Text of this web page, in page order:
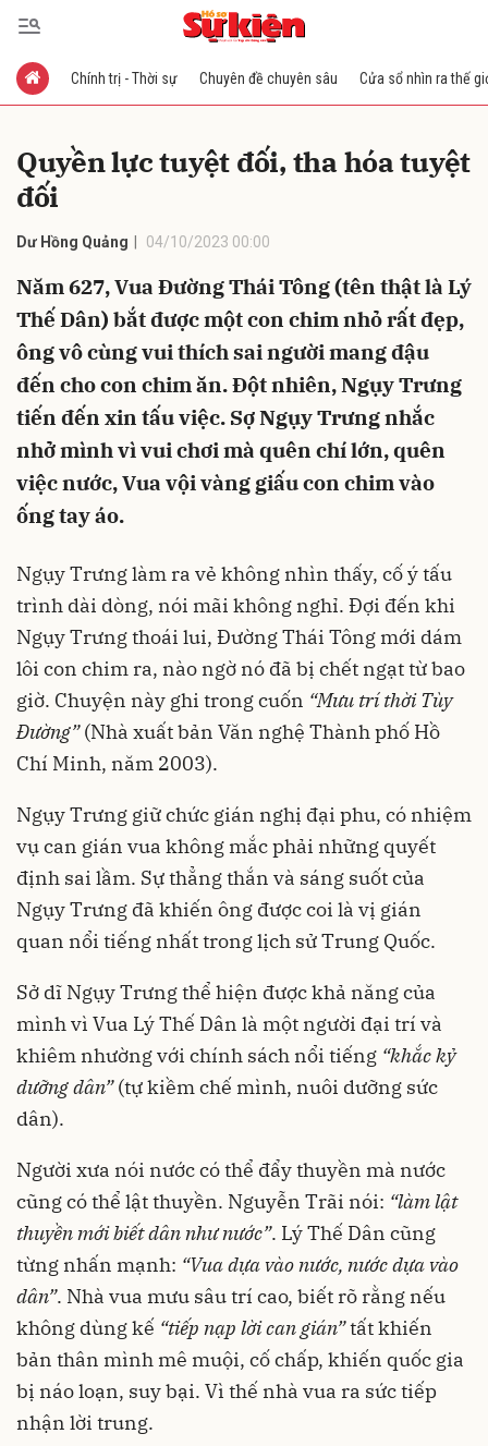
Chính trị - Thời sự Chuyên đề chuyên sâu Cửa sổ nhìn ra thế
Quyền lực tuyệt đối, tha hóa tuyệt
đối
Dư Hồng Quảng 04/10/2023 00:00
Năm 627, Vua Đường Thái Tông (tên thật là Lý
Thế Dân) bắt được một con chim nhỏ rất đẹp,
ông vô cùng vui thích sai người mang đậu
đến cho con chim ăn. Đột nhiên, Ngụy Trưng
tiến đến xin tấu việc. Sợ Ngụy Trưng nhắc
nhở mình vì vui chơi mà quên chí lớn, quên
việc nước, Vua vội vàng giấu con chim vào
ống tay áo.
Ngụy Trưng làm ra vẻ không nhìn thấy, cố ý tấu
trình dài dòng, nói mãi không nghỉ. Đợi đến khi
Ngụy Trưng thoái lui, Đường Thái Tông mới dám
lôi con chim ra, nào ngờ nó đã bị chết ngạt từ bao
giờ. Chuyện này ghi trong cuốn “Mưu trí thời Tùy
Đường”(Nhà xuất bản Văn nghệ Thành phố Hồ
Chí Minh, năm 2003).
Ngụy Trưng giữ chức gián nghị đại phu, có nhiệm
vụ can gián vua không mắc phải những quyết
định sai lầm. Sự thẳng thắn và sáng suốt của
Ngụy Trưng đã khiến ông được coi là vị gián
quan nổi tiếng nhất trong lịch sử Trung Quốc.
Sở dĩ Ngụy Trưng thể hiện được khả năng của
mình vì Vua Lý Thế Dân là một người đại trí và
khiêm nhường với chính sách nổi tiếng “khắc kỷ
dưỡng dân”(tự kiềm chế mình, nuôi dưỡng sức
dân).
Người xưa nói nước có thể đẩy thuyền mà nước
cũng có thể lật thuyền. Nguyễn Trãi nói: “làm lật
thuyền mới biết dân như nước”. Lý Thế Dân cũng
từng nhấn mạnh: “Vua dựa vào nước, nước dựa vào
dân”. Nhà vua mưu sâu trí cao, biết rõ rằng nếu
không dùng kế “tiếp nạp lời can gián”tất khiến
bản thân mình mê muội, cố chấp, khiến quốc gia
bị náo loạn, suy bại. Vì thế nhà vua ra sức tiếp
nhận lời trung.
Gửi bình luận
Hủy Gửi